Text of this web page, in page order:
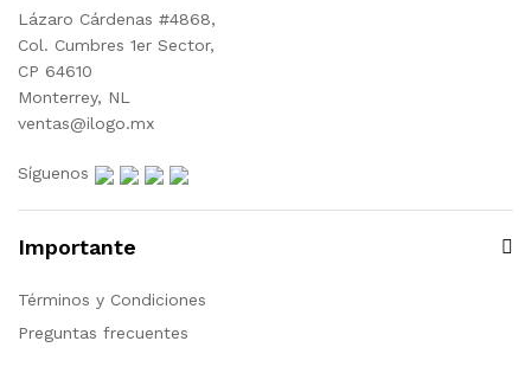
Lázaro Cárdenas #4868,
Col. Cumbres 1er Sector,
CP 64610
Monterrey, NL
ventas@ilogo.mx
Síguenos
Importante
Términos y Condiciones
Preguntas frecuentes